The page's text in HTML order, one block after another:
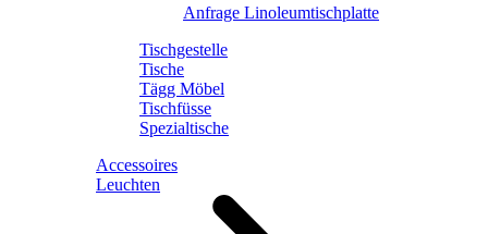
Anfrage Linoleumtischplatte
Tischgestelle
Tische
Tägg Möbel
Tischfüsse
Spezialtische
Accessoires
Leuchten